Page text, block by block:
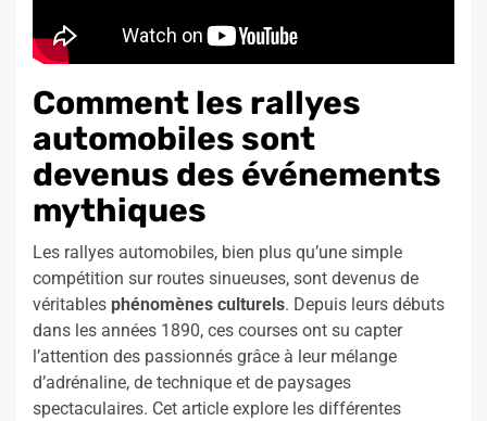
Comment les rallyes
automobiles sont
devenus des événements
mythiques
Les rallyes automobiles, bien plus qu’une simple
compétition sur routes sinueuses, sont devenus de
véritables phénomènes culturels. Depuis leurs débuts
dans les années 1890, ces courses ont su capter
l’attention des passionnés grâce à leur mélange
d’adrénaline, de technique et de paysages
spectaculaires. Cet article explore les différentes